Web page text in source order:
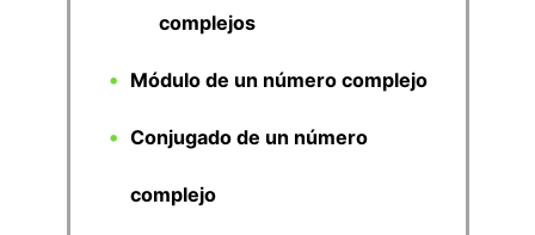
complejos
Módulo de un número complejo
Conjugado de un número
complejo